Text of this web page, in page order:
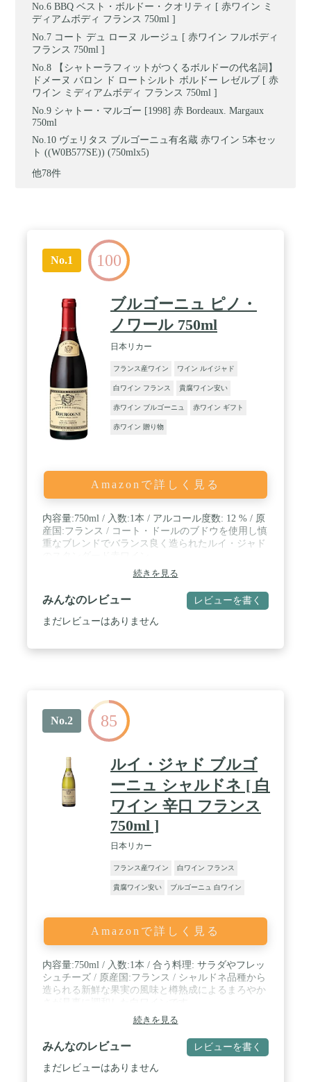
BBQ ベスト・ボルドー・クオリティ [ 赤ワイン ミ
ディアムボディ フランス 750ml ]
コート デュ ローヌ ルージュ [ 赤ワイン フルボディ
フランス 750ml ]
【シャトーラフィットがつくるボルドーの代名詞】
ドメーヌ バロン ド ロートシルト ボルドー レゼルブ [ 赤
ワイン ミディアムボディ フランス 750ml ]
シャトー・マルゴー [1998] 赤 Bordeaux. Margaux
750ml
ヴェリタス ブルゴーニュ有名蔵 赤ワイン 5本セッ
ト ((W0B577SE)) (750mlx5)
他78件
No.1 100
ブルゴーニュ ピノ・
ノワール 750ml
日本リカー
フランス産ワイン ワイン ルイジャド
白ワイン フランス 貴腐ワイン安い
赤ワイン ブルゴーニュ 赤ワイン ギフト
赤ワイン 贈り物
Amazonで詳しく見る
内容量:750ml / 入数:1本 / アルコール度数: 12 % / 原
産国:フランス / コート・ドールのブドウを使用し慎
重なブレンドでバランス良く造られたルイ・ジャド
続きを見る
みんなのレビュー レビューを書く
まだレビューはありません
No.2 85
ルイ・ジャド ブルゴ
ーニュ シャルドネ [ 白
ワイン 辛口 フランス
750ml ]
日本リカー
フランス産ワイン 白ワイン フランス
貴腐ワイン安い ブルゴーニュ 白ワイン
Amazonで詳しく見る
内容量:750ml / 入数:1本 / 合う料理: サラダやフレッ
シュチーズ / 原産国:フランス / シャルドネ品種から
造られる新鮮な果実の風味と樽熟成によるまろやか
続きを見る
みんなのレビュー レビューを書く
まだレビューはありません